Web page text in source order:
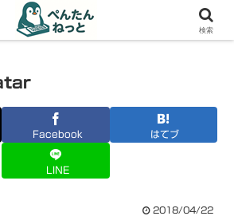
PCやガジェットの備忘録
Facebook はてブ
LINE
2018/04/22
検索